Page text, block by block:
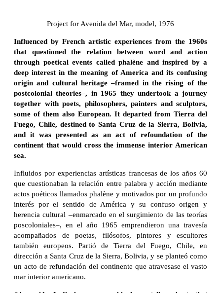
Project for Avenida del Mar, model, 1976
Influenced by French artistic experiences from the 1960s
that questioned the relation between word and action
through poetical events called phalène and inspired by a
deep interest in the meaning of America and its confusing
origin and cultural heritage –framed in the rising of the
postcolonial theories–, in 1965 they undertook a journey
together with poets, philosophers, painters and sculptors,
some of them also European. It departed from Tierra del
Fuego, Chile, destined to Santa Cruz de la Sierra, Bolivia,
and it was presented as an act of refoundation of the
continent that would cross the immense interior American
sea.
Influidos por experiencias artísticas francesas de los años 60
que cuestionaban la relación entre palabra y acción mediante
actos poéticos llamados phalène y motivados por un profundo
interés por el sentido de América y su confuso origen y
herencia cultural –enmarcado en el surgimiento de las teorías
poscoloniales–, en el año 1965 emprendieron una travesía
acompañados de poetas, filósofos, pintores y escultores
también europeos. Partió de Tierra del Fuego, Chile, en
dirección a Santa Cruz de la Sierra, Bolivia, y se planteó como
un acto de refundación del continente que atravesase el vasto
mar interior americano.